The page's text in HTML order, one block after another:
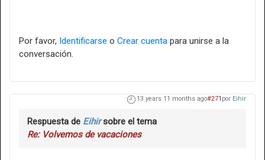
Por favor, Identificarse o Crear cuenta para unirse a la
conversación.
13 years 11 months ago#271 por Eihir
Respuesta de Eihirsobre el tema
Re: Volvemos de vacaciones